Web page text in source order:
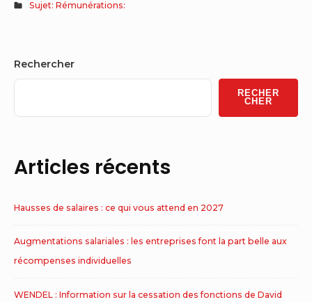
Sujet: Rémunérations:
Sidebar
Widget
Area
Rechercher
RECHER
CHER
Articles récents
Hausses de salaires : ce qui vous attend en 2027
Augmentations salariales : les entreprises font la part belle aux
récompenses individuelles
WENDEL : Information sur la cessation des fonctions de David